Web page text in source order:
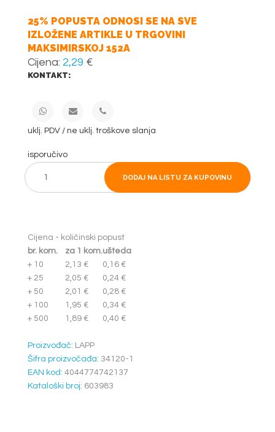
25% POPUSTA ODNOSI SE NA SVE
IZLOŽENE ARTIKLE U TRGOVINI
MAKSIMIRSKOJ 152A
Cijena: 2,29 €
KONTAKT:
uklj. PDV / ne uklj. troškove slanja
isporučivo
DODAJ NA LISTU ZA KUPOVINU
Cijena - količinski popust
br. kom.
za 1 kom.ušteda
+ 10
2,13 €
0,16 €
+ 25
2,05 €
0,24 €
+ 50
2,01 €
0,28 €
+ 100
1,95 €
0,34 €
+ 500
1,89 € 0,40 €
Proizvođač: LAPP
Šifra proizvočađa: 34120-1
EAN kod: 4044774742137
Kataloški broj: 603983